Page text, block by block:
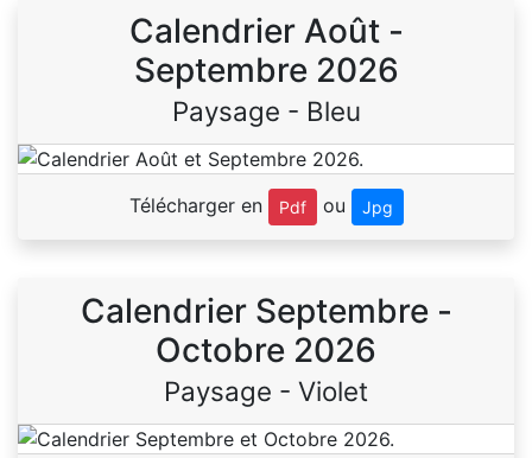
Calendrier Août -
Septembre 2026
Paysage - Bleu
Télécharger en Pdf ou Jpg
Calendrier Septembre -
Octobre 2026
Paysage - Violet